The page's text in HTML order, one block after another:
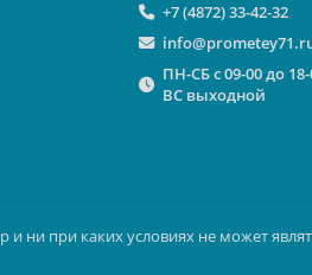
+7 (4872) 33-42-32
ПН-СБ с 09-00 до
ВС выходной
ни при каких условиях не может